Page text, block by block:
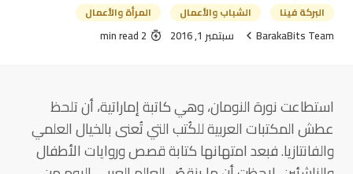
البركة فينا الشباب والأعمال المرأة والأعمال
BarakaBits Team سبتمبر 1, 2016 2 min read
استطاعت نورة النومان، وهي كاتبة إماراتية، أن تلحظ
عطش المكتبات العربية للكُتب التي تُعنى بالخيال العلمي
والفانتازيا. فبعد امتهانها كتابة قصص وروايات الأطفال